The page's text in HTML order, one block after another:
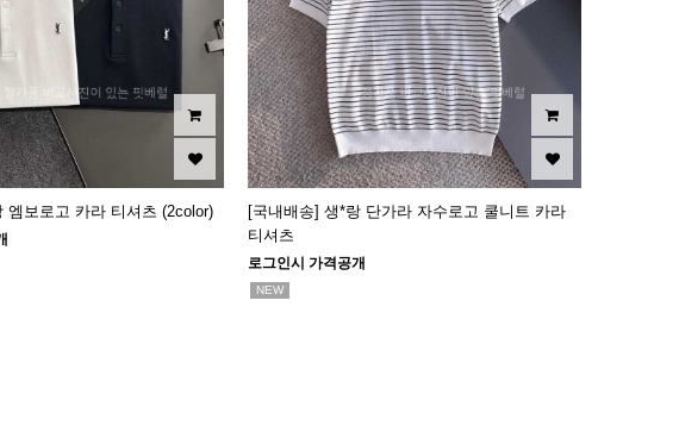
엠보로고 카라 티셔츠 (2color)
[국내배송] 생*랑 단가라 자수로고 쿨니트 카라
티셔츠
로그인시 가격공개
NEW